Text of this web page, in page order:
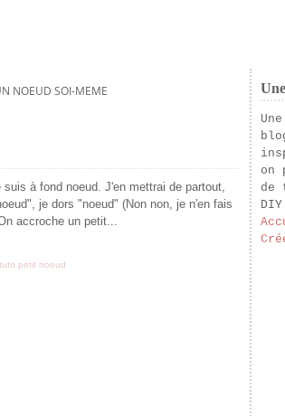
NOEUD SOI-MEME
à fond noeud. J'en mettrai de partout,
je dors "noeud" (Non non, je n'en fais
accroche un petit...
tuto petit noeud
on
de